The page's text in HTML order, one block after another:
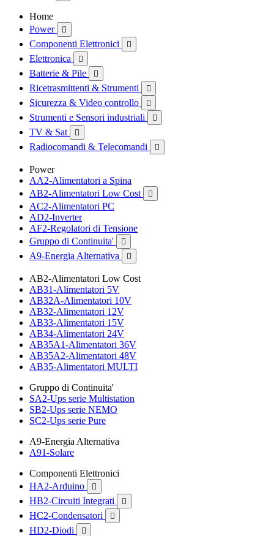
Home
Power

Componenti Elettronici 
Elettronica 
Batterie & Pile 
Ricetrasmittenti & Strumenti 
Sicurezza & Video controllo 
Strumenti e Sensori industriali 
TV & Sat 
Radiocomandi & Telecomandi 
Power
AA2-Alimentatori a Spina
AB2-Alimentatori Low Cost

AC2-Alimentatori PC
AD2-Inverter
AF2-Regolatori di Tensione
Gruppo di Continuita'

A9-Energia Alternativa 
AB2-Alimentatori Low Cost
AB31-Alimentatori 5V
AB32A-Alimentatori 10V
AB32-Alimentatori 12V
AB33-Alimentatori 15V
AB34-Alimentatori 24V
AB35A1-Alimentatori 36V
AB35A2-Alimentatori 48V
AB35-Alimentatori MULTI
Gruppo di Continuita'
SA2-Ups serie Multistation
SB2-Ups serie NEMO
SC2-Ups serie Pure
A9-Energia Alternativa
A91-Solare
Componenti Elettronici
HA2-Arduino

HB2-Circuiti Integrati 
HC2-Condensatori 
HD2-Diodi 